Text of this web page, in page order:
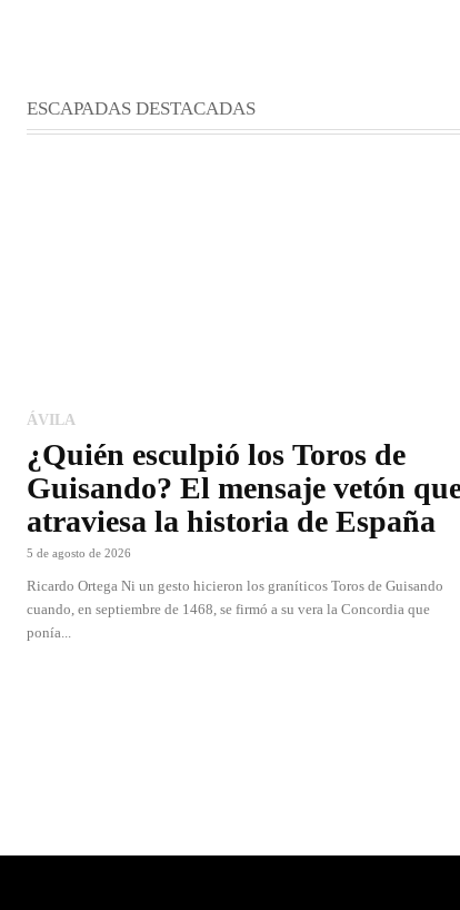
ESCAPADAS DESTACADAS
ÁVILA
¿Quién esculpió los Toros de
Guisando? El mensaje vetón
atraviesa la historia de España
5 de agosto de 2026
Ricardo Ortega Ni un gesto hicieron los graníticos Toros de Guisando
cuando, en septiembre de 1468, se firmó a su vera la Concordia que
ponía...